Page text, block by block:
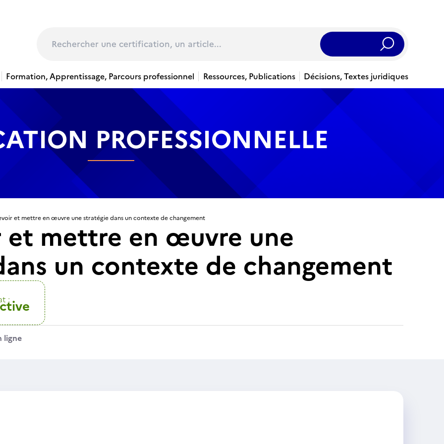
Rechercher
Formation, Apprentissage, Parcours professionnel Ressources, Publications Décisions, Textes juridiques
PROFESSIONNELLE
et mettre en œuvre une stratégie dans un contexte de changement
et mettre en œuvre une
un contexte de changement
:
ligne